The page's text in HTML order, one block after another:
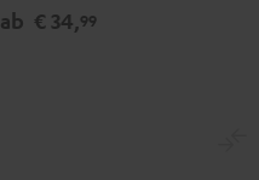
Weiß
ab € 34,99